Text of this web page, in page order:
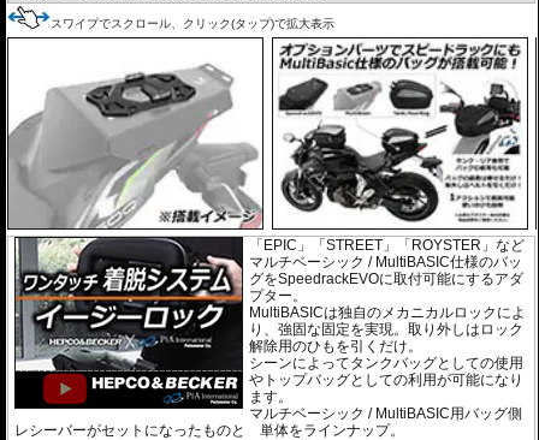
スワイプでスクロール、クリック(タップ)で拡大表示
「EPIC」「STREET」「ROYSTER」など
マルチベーシック / MultiBASIC仕様のバッ
グをSpeedrackEVOに取付可能にするアダ
プター。
MultiBASICは独自のメカニカルロックによ
り、強固な固定を実現。取り外しはロック
解除用のひもを引くだけ。
シーンによってタンクバッグとしての使用
やトップバッグとしての利用が可能になり
ます。
マルチベーシック / MultiBASIC用バッグ側
レシーバーがセットになったものと 単体をラインナップ。